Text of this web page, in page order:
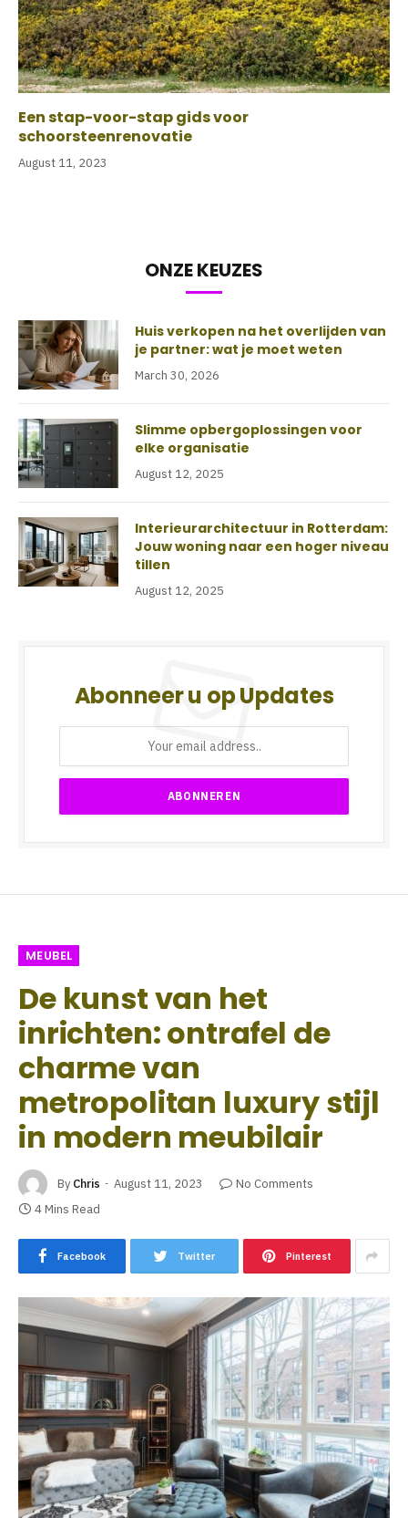
Een stap-voor-stap gids voor
schoorsteenrenovatie
August 11, 2023
ONZE KEUZES
Huis verkopen na het overlijden van
je partner: wat je moet weten
March 30, 2026
Slimme opbergoplossingen voor
elke organisatie
August 12, 2025
Interieurarchitectuur in Rotterdam:
Jouw woning naar een hoger niveau
tillen
August 12, 2025
Abonneer u op Updates
MEUBEL
De kunst van het
inrichten: ontrafel de
charme van
metropolitan luxury stijl
in modern meubilair
By Chris August 11, 2023
No Comments
4 Mins Read
Facebook Twitter Pinterest